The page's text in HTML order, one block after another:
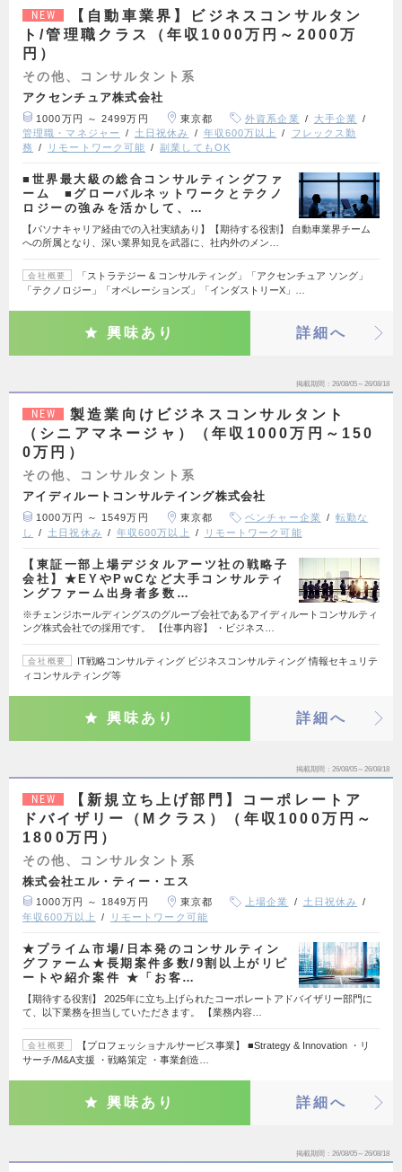
NEW
【自動車業界】ビジネスコンサルタン
ト/管理職クラス（年収1000万円～2000万
円）
その他、コンサルタント系
アクセンチュア株式会社
1000万円 ～ 2499万円 東京都 外資系企業
大手企業
管理職・マネジャー
土日祝休み 年収600万以上
フレックス勤
務
リモートワーク可能 副業してもOK
■世界最大級の総合コンサルティングファ
ーム ■グローバルネットワークとテクノ
ロジーの強みを活かして、…
【パソナキャリア経由での入社実績あり】【期待する役割】 自動車業界チーム
への所属となり、深い業界知見を武器に、社内外のメン…
会社概要
「ストラテジー & コンサルティング」「アクセンチュア ソング」
「テクノロジー」「オペレーションズ」「インダストリーX」…
興味あり 詳細へ
掲載期間 26/08/05～26/08/18
NEW
製造業向けビジネスコンサルタント
（シニアマネージャ）（年収1000万円～150
0万円）
その他、コンサルタント系
アイディルートコンサルテイング株式会社
1000万円 ～ 1549万円 東京都 ベンチャー企業
転勤な
し
土日祝休み 年収600万以上 リモートワーク可能
【東証一部上場デジタルアーツ社の戦略子
会社】★EYやPwCなど大手コンサルティ
ングファーム出身者多数…
※チェンジホールディングスのグループ会社であるアイディルートコンサルティ
ング株式会社での採用です。 【仕事内容】 ・ビジネス…
会社概要
IT戦略コンサルティング ビジネスコンサルティング 情報セキュリテ
ィコンサルティング等
興味あり 詳細へ
掲載期間 26/08/05～26/08/18
NEW
【新規立ち上げ部門】コーポレートア
ドバイザリー（Mクラス）（年収1000万円～
1800万円）
その他、コンサルタント系
株式会社エル・ティー・エス
1000万円 ～ 1849万円 東京都 上場企業
土日祝休み
年収600万以上
リモートワーク可能
★プライム市場/日本発のコンサルティン
グファーム★長期案件多数/9割以上がリピ
ートや紹介案件 ★「お客…
【期待する役割】 2025年に立ち上げられたコーポレートアドバイザリー部門に
て、以下業務を担当していただきます。 【業務内容…
会社概要
【プロフェッショナルサービス事業】 ■Strategy & Innovation ・リ
サーチ/M&A支援 ・戦略策定 ・事業創造…
興味あり 詳細へ
掲載期間 26/08/05～26/08/18